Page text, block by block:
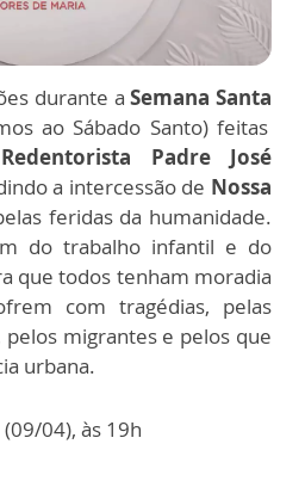
durante a Semana Santa
ao Sábado Santo) feitas
Padre José
a intercessão de Nossa
feridas da humanidade.
do trabalho infantil e do
que todos tenham moradia
com tragédias, pelas
pelos migrantes e pelos que
urbana.
04), às 19h